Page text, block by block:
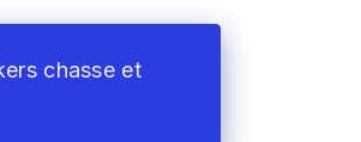
chasse et